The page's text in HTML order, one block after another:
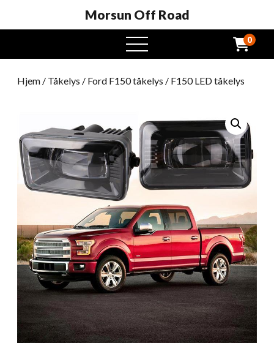
Morsun Off Road
Åpen
meny
0
Hjem / Tåkelys / Ford F150 tåkelys / F150 LED tåkelys